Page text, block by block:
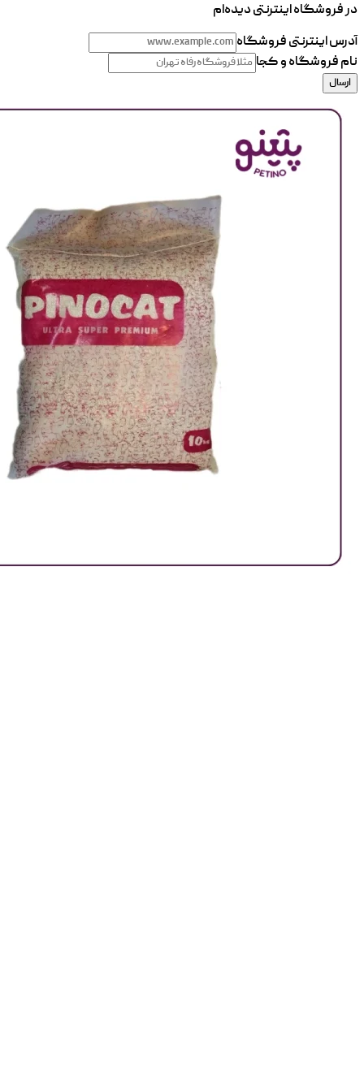
در فروشگاه اینترنتی دیده‌ام
آدرس اینترنتی فروشگاه
نام فروشگاه و کجا